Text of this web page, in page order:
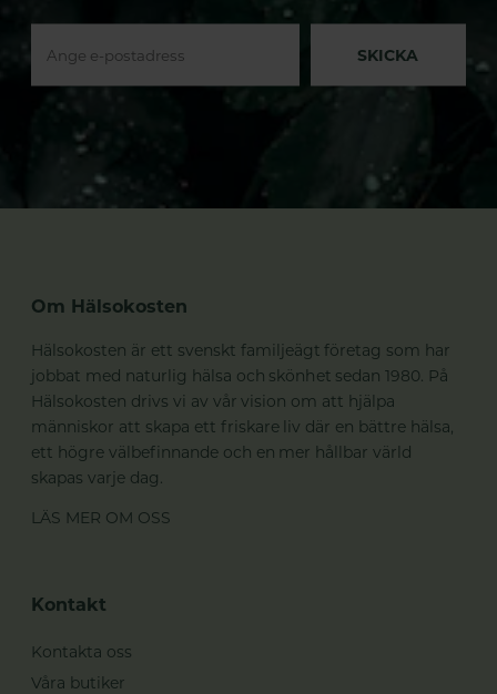
SKICKA
Om Hälsokosten
Hälsokosten är ett svenskt familjeägt företag som har
jobbat med naturlig hälsa och skönhet sedan 1980. På
Hälsokosten drivs vi av vår vision om att hjälpa
människor att skapa ett friskare liv där en bättre hälsa,
ett högre välbefinnande och en mer hållbar värld
skapas varje dag.
LÄS MER OM OSS
Kontakt
Kontakta oss
Våra butiker